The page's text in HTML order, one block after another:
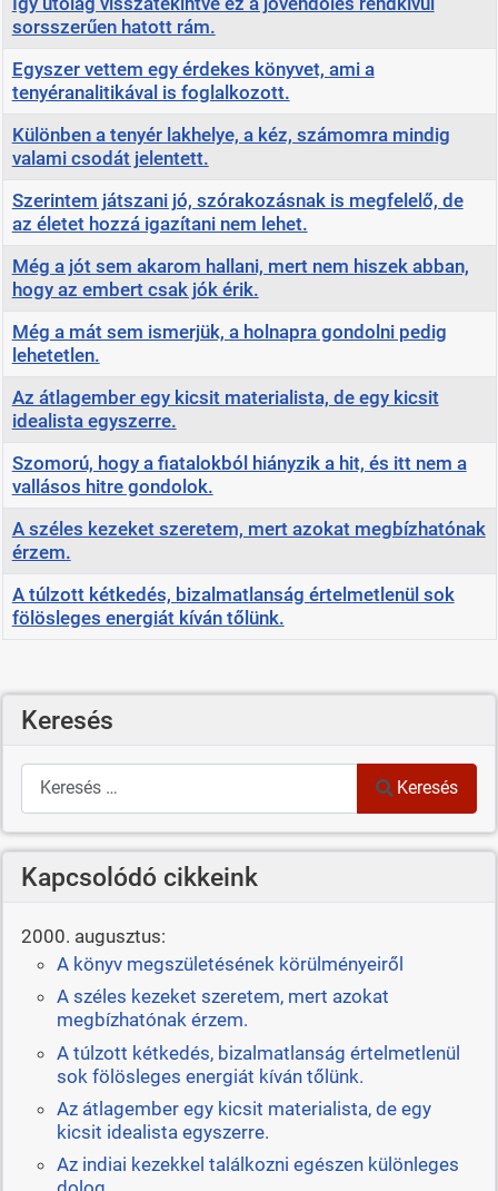
sorsszerűen hatott rám.
Egyszer vettem egy érdekes könyvet, ami a
tenyéranalitikával is foglalkozott.
Különben a tenyér lakhelye, a kéz, számomra mindig
valami csodát jelentett.
Szerintem játszani jó, szórakozásnak is megfelelő, de
az életet hozzá igazítani nem lehet.
Még a jót sem akarom hallani, mert nem hiszek abban,
hogy az embert csak jók érik.
Még a mát sem ismerjük, a holnapra gondolni pedig
lehetetlen.
Az átlagember egy kicsit materialista, de egy kicsit
idealista egyszerre.
Szomorú, hogy a fiatalokból hiányzik a hit, és itt nem a
vallásos hitre gondolok.
A széles kezeket szeretem, mert azokat megbízhatónak
érzem.
A túlzott kétkedés, bizalmatlanság értelmetlenül sok
fölösleges energiát kíván tőlünk.
Keresés
Keresés
Keresés
Kapcsolódó cikkeink
2000. augusztus:
A könyv megszületésének körülményeiről
A széles kezeket szeretem, mert azokat
megbízhatónak érzem.
A túlzott kétkedés, bizalmatlanság értelmetlenül
sok fölösleges energiát kíván tőlünk.
Az átlagember egy kicsit materialista, de egy
kicsit idealista egyszerre.
Az indiai kezekkel találkozni egészen különleges